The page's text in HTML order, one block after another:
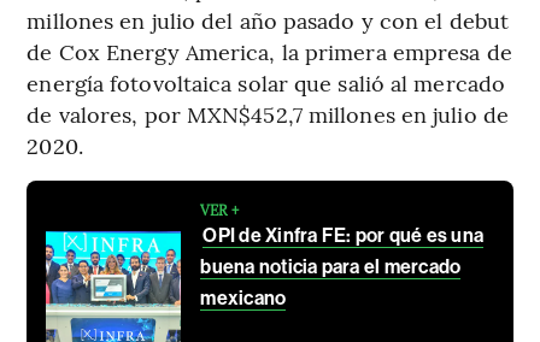
millones en julio del año pasado y con el debut
de Cox Energy America, la primera empresa de
energía fotovoltaica solar que salió al mercado
de valores, por MXN$452,7 millones en julio de
2020.
VER +
OPI de Xinfra FE: por qué es una
buena noticia para el mercado
mexicano